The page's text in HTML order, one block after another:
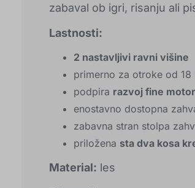
zabaval ob igri, risanju ali
Lastnosti:
2 nastavljivi ravni višine
primerno za otroke od 18
podpira razvoj fine
enostavno dostopna
zabavna stran stolpa
priložena sta dva kosa
Material: les